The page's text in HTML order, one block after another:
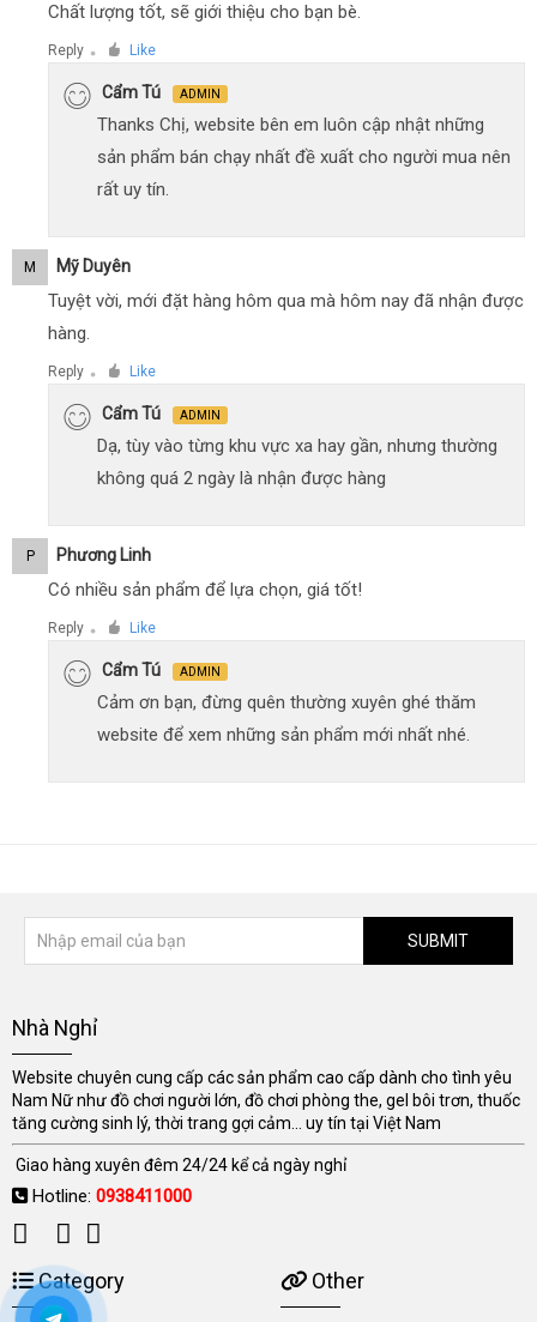
Chất lượng tốt, sẽ giới thiệu cho bạn bè.
Reply ● Like
Cẩm Tú ADMIN
Thanks Chị, website bên em luôn cập nhật những
sản phẩm bán chạy nhất đề xuất cho người mua nên
rất uy tín.
M Mỹ Duyên
Tuyệt vời, mới đặt hàng hôm qua mà hôm nay đã nhận được
hàng.
Reply ● Like
Cẩm Tú ADMIN
Dạ, tùy vào từng khu vực xa hay gần, nhưng thường
không quá 2 ngày là nhận được hàng
P Phương Linh
Có nhiều sản phẩm để lựa chọn, giá tốt!
Reply ● Like
Cẩm Tú ADMIN
Cảm ơn bạn, đừng quên thường xuyên ghé thăm
website để xem những sản phẩm mới nhất nhé.
SUBMIT
Nhà Nghỉ
Website chuyên cung cấp các sản phẩm cao cấp dành cho tình yêu
Nam Nữ như đồ chơi người lớn, đồ chơi phòng the, gel bôi trơn, thuốc
tăng cường sinh lý, thời trang gợi cảm... uy tín tại Việt Nam
Giao hàng xuyên đêm 24/24 kể cả ngày nghỉ
Hotline: 0938411000
Category Other